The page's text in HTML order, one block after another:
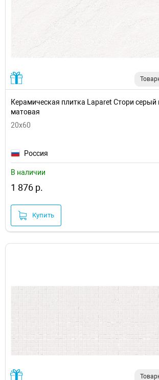
Керамическая плитка Laparet Стори серый
матовая
20x60
Россия
В наличии
1 876 р.
Купить